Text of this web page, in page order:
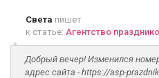
Света пишет
к статье: Агентство
Добрый вечер! Изменился
адрес сайта - https://asp-